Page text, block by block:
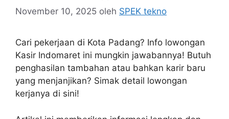
November 10, 2025 oleh SPEK tekno
Cari pekerjaan di Kota Padang? Info lowongan
Kasir Indomaret ini mungkin jawabannya! Butuh
penghasilan tambahan atau bahkan karir baru
yang menjanjikan? Simak detail lowongan
kerjanya di sini!